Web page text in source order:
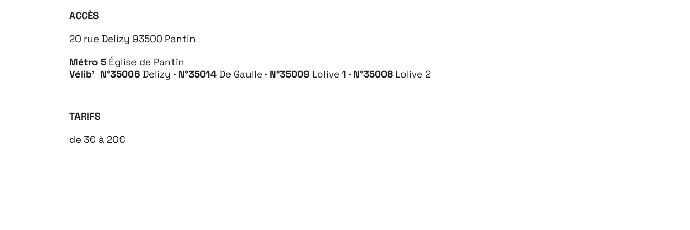
ACCÈS
20 rue Delizy 93500 Pantin
Métro 5Église de Pantin
Vélib’ N°35006 Delizy · N°35014De Gaulle · N°35009 Lolive 1 · N°35008Lolive 2
TARIFS
de 3€ à 20€